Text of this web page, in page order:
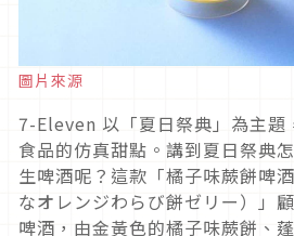
圖片來源
7-Eleven 以「夏日祭典」為主題
食品的仿真甜點。講到夏日祭典
生啤酒呢？這款「橘子味蕨餅啤
なオレンジわらび餅ゼリー）」
啤酒，由金黃色的橘子味蕨餅、